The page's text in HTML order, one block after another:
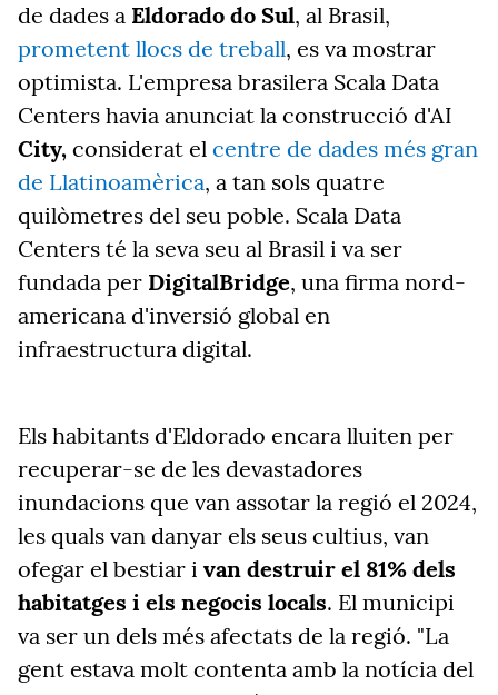
de dades a Eldorado do Sul, al Brasil,
prometent llocs de treball, es va mostrar
optimista. L'empresa brasilera Scala Data
Centers havia anunciat la construcció d'AI
City, considerat el centre de dades més gran
de Llatinoamèrica, a tan sols quatre
quilòmetres del seu poble. Scala Data
Centers té la seva seu al Brasil i va ser
fundada per DigitalBridge, una firma nord-
americana d'inversió global en
infraestructura digital.
Els habitants d'Eldorado encara lluiten per
recuperar-se de les devastadores
inundacions que van assotar la regió el 2024,
les quals van danyar els seus cultius, van
ofegar el bestiar i van destruir el 81% dels
habitatges i els negocis locals. El municipi
va ser un dels més afectats de la regió. "La
gent estava molt contenta amb la notícia del